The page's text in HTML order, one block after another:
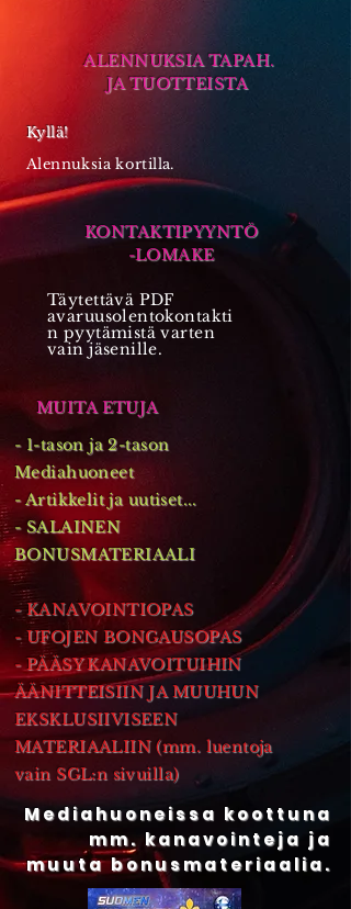
ALENNUKSIA TAPAH.
JA TUOTTEISTA
Kyllä!
Alennuksia kortilla.
KONTAKTIPYYNTÖ
-LOMAKE
Täytettävä PDF
avaruusolentokontakti
n pyytämistä varten
vain jäsenille.
MUITA ETUJA
- 1-tason ja 2-tason
Mediahuoneet
- Artikkelit ja uutiset...
- SALAINEN
BONUSMATERIAALI
- KANAVOINTIOPAS
- UFOJEN BONGAUSOPAS
- PÄÄSY KANAVOITUIHIN
ÄÄNITTEISIIN JA MUUHUN
EKSKLUSIIVISEEN
MATERIAALIIN (mm. luentoja
vain SGL:n sivuilla)
Mediahuoneissa koottuna
mm. kanavointeja ja
muuta bonusmateriaalia.